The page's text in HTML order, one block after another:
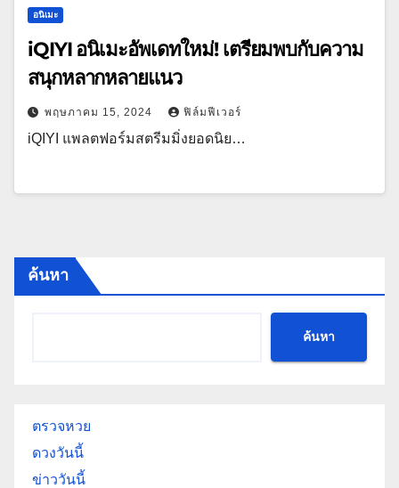
อนิเมะ
iQIYI อนิเมะอัพเดทใหม่! เตรียมพบกับความ
สนุกหลากหลายแนว
พฤษภาคม 15, 2024 ฟิล์มฟีเวอร์
iQIYI แพลตฟอร์มสตรีมมิ่งยอดนิย…
ค้นหา
ค้นหา
ตรวจหวย
ดวงวันนี้
ข่าววันนี้